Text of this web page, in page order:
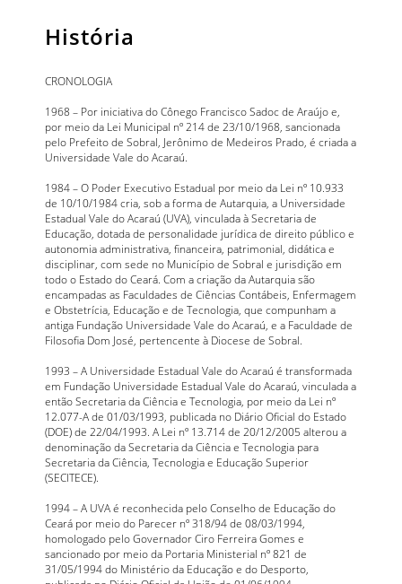
História
CRONOLOGIA
1968 – Por iniciativa do Cônego Francisco Sadoc de Araújo e,
por meio da Lei Municipal nº 214 de 23/10/1968, sancionada
pelo Prefeito de Sobral, Jerônimo de Medeiros Prado, é criada a
Universidade Vale do Acaraú.
1984 – O Poder Executivo Estadual por meio da Lei nº 10.933
de 10/10/1984 cria, sob a forma de Autarquia, a Universidade
Estadual Vale do Acaraú (UVA), vinculada à Secretaria de
Educação, dotada de personalidade jurídica de direito público e
autonomia administrativa, financeira, patrimonial, didática e
disciplinar, com sede no Município de Sobral e jurisdição em
todo o Estado do Ceará. Com a criação da Autarquia são
encampadas as Faculdades de Ciências Contábeis, Enfermagem
e Obstetrícia, Educação e de Tecnologia, que compunham a
antiga Fundação Universidade Vale do Acaraú, e a Faculdade de
Filosofia Dom José, pertencente à Diocese de Sobral.
1993 – A Universidade Estadual Vale do Acaraú é transformada
em Fundação Universidade Estadual Vale do Acaraú, vinculada a
então Secretaria da Ciência e Tecnologia, por meio da Lei nº
12.077-A de 01/03/1993, publicada no Diário Oficial do Estado
(DOE) de 22/04/1993. A Lei nº 13.714 de 20/12/2005 alterou a
denominação da Secretaria da Ciência e Tecnologia para
Secretaria da Ciência, Tecnologia e Educação Superior
(SECITECE).
1994 – A UVA é reconhecida pelo Conselho de Educação do
Ceará por meio do Parecer nº 318/94 de 08/03/1994,
homologado pelo Governador Ciro Ferreira Gomes e
sancionado por meio da Portaria Ministerial nº 821 de
31/05/1994 do Ministério da Educação e do Desporto,